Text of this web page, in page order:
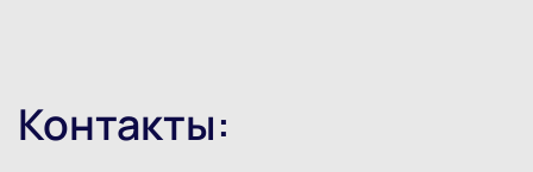
Контакты: